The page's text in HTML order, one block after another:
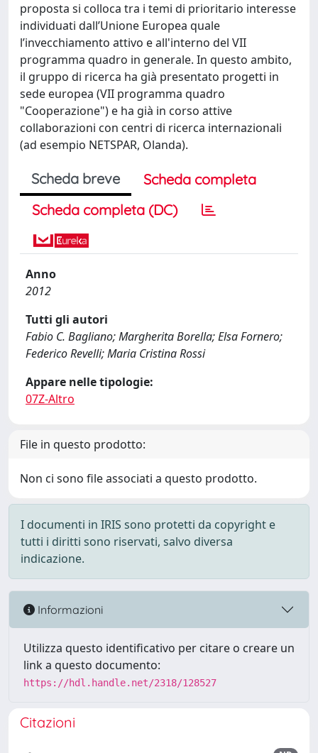
proposta si colloca tra i temi di prioritario interesse
individuati dall’Unione Europea quale
l’invecchiamento attivo e all'interno del VII
programma quadro in generale. In questo ambito,
il gruppo di ricerca ha già presentato progetti in
sede europea (VII programma quadro
"Cooperazione") e ha già in corso attive
collaborazioni con centri di ricerca internazionali
(ad esempio NETSPAR, Olanda).
Scheda breve
Scheda completa
Scheda completa (DC)
Anno
2012
Tutti gli autori
Fabio C. Bagliano; Margherita Borella; Elsa Fornero;
Federico Revelli; Maria Cristina Rossi
Appare nelle tipologie:
07Z-Altro
File in questo prodotto:
Non ci sono file associati a questo prodotto.
I documenti in IRIS sono protetti da copyright e
tutti i diritti sono riservati, salvo diversa
indicazione.
Informazioni
Utilizza questo identificativo per citare o creare un
link a questo documento:
https://hdl.handle.net/2318/128527
Citazioni